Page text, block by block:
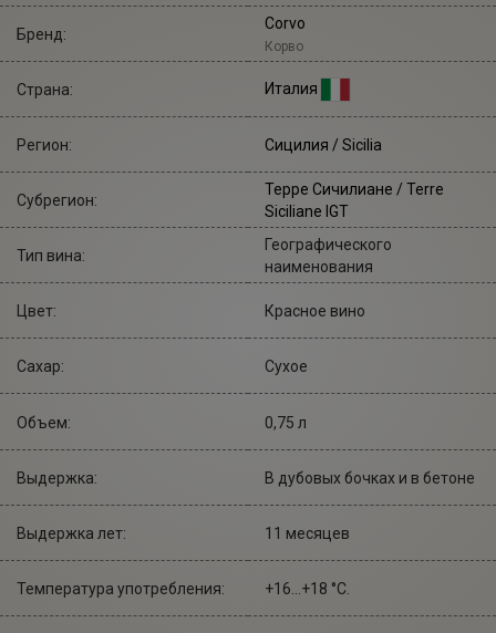
Бренд:
Corvo
Корво
Страна: Италия
Регион: Сицилия / Sicilia
Субрегион:
Терре Сичилиане / Terre
Siciliane IGT
Тип вина:
Географического
наименования
Цвет: Красное вино
Сахар: Сухое
Объем: 0,75 л
Выдержка: В дубовых бочках и в бетоне
Выдержка лет: 11 месяцев
Температура употребления: +16...+18 °С.